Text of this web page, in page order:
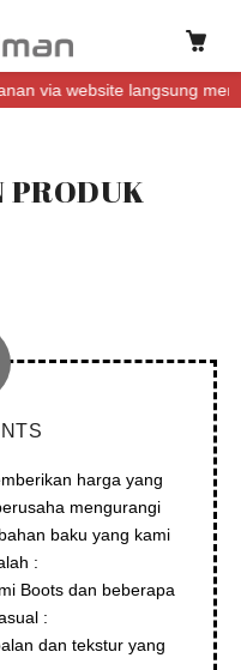
website langsung
PRODUK
harga yang
mengurangi
baku yang kami
:
Boots dan beberapa
:
dan tekstur yang